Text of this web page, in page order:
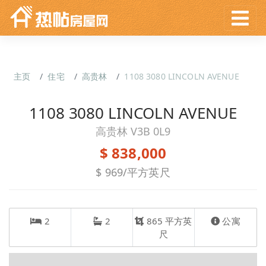
主页 住宅 高贵林 1108 3080 LINCOLN AVENUE
1108 3080 LINCOLN AVENUE
高贵林 V3B 0L9
$ 838,000
$ 969/平方英尺
2 2
865 平方英
尺
公寓